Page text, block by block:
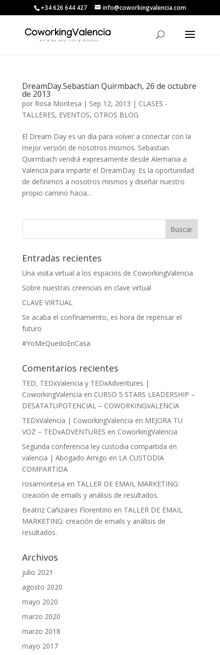
+34 626 644 427 info@coworkingvalencia.com
DreamDay.Sebastian Quirmbach, 26 de octubre
de 2013
por Rosa Montesa | Sep 12, 2013 | CLASES -
TALLERES, EVENTOS, OTROS BLOG
El Dream Day es un día para volver a conectar con la
mejor versión de nosotros mismos. Sebastian
Quirmbach vendrá expresamente desde Alemania a
Valencia para impartir el DreamDay. Es la oportunidad
de definirnos a nosotros mismos y diseñar nuestro
propio camino hacia...
Entradas recientes
Una visita virtual a los espacios de CoworkingValencia
Sobre nuestras creencias en clave virtual
CLAVE VIRTUAL
Se acaba el confinamiento, es hora de repensar el
futuro
#YoMeQuedoEnCasa
Comentarios recientes
TED, TEDxValencia y TEDxAdventures |
CoworkingValencia en CURSO 5 STARS LEADERSHIP –
DESATATUPOTENCIAL – COWORKINGVALENCIA
TEDxValencia | CoworkingValencia en MEJORA TU
VOZ – TEDxADVENTURES en CoworkingValencia
Segunda conferencia ley custodia compartida en
valencia | Abogado Amigo en LA CUSTODIA
COMPARTIDA
rosamontesa en TALLER DE EMAIL MARKETING:
creación de emails y análisis de resultados.
Beatriz Cañizares Florentino en TALLER DE EMAIL
MARKETING: creación de emails y análisis de
resultados.
Archivos
julio 2021
agosto 2020
mayo 2020
marzo 2020
marzo 2018
mayo 2017